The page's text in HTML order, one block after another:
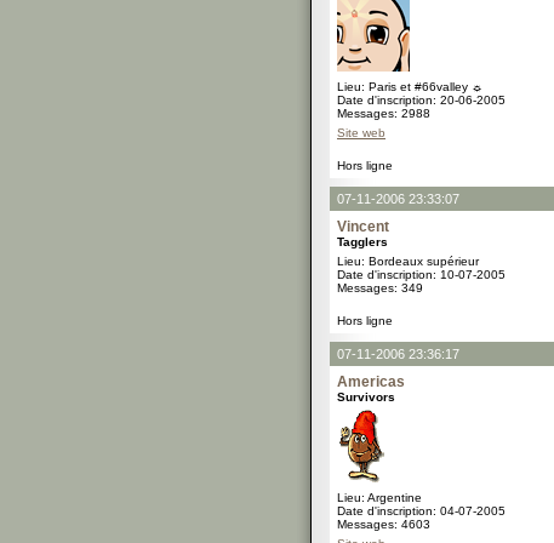
Lieu: Paris et #66valley ☼
Date d'inscription: 20-06-2005
Messages: 2988
Site web
Hors ligne
07-11-2006 23:33:07
Vincent
Tagglers
Lieu: Bordeaux supérieur
Date d'inscription: 10-07-2005
Messages: 349
Hors ligne
07-11-2006 23:36:17
Americas
Survivors
Lieu: Argentine
Date d'inscription: 04-07-2005
Messages: 4603